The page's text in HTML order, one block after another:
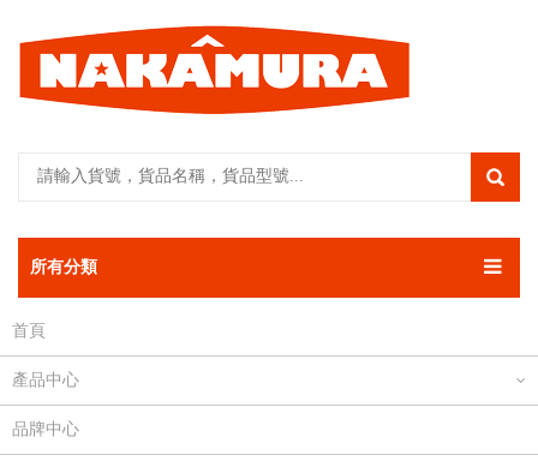
所有分類
首頁
產品中心
品牌中心